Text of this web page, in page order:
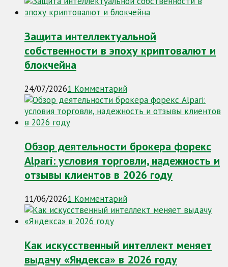
Защита интеллектуальной
собственности в эпоху криптовалют и
блокчейна
24/07/20261 Комментарий
Обзор деятельности брокера форекс
Alpari: условия торговли, надежность и
отзывы клиентов в 2026 году
11/06/20261 Комментарий
Как искусственный интеллект меняет
выдачу «Яндекса» в 2026 году